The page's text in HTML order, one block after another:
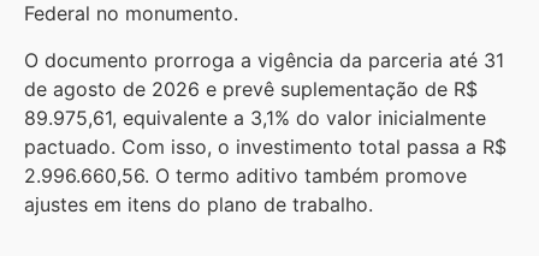
Federal no monumento.
O documento prorroga a vigência da parceria até 31
de agosto de 2026 e prevê suplementação de R$
89.975,61, equivalente a 3,1% do valor inicialmente
pactuado. Com isso, o investimento total passa a R$
2.996.660,56. O termo aditivo também promove
ajustes em itens do plano de trabalho.